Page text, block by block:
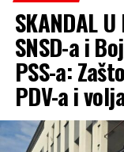
SKANDAL
SNSD-a i
PSS-a:
PDV-a i